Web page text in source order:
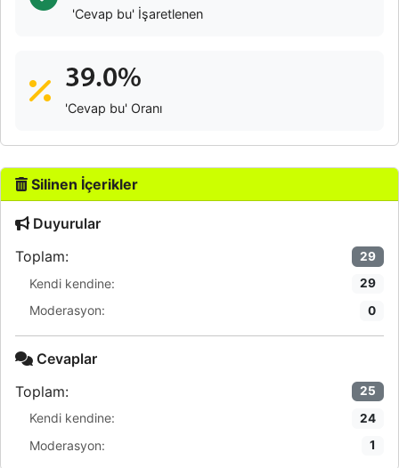
'Cevap bu' İşaretlenen
39.0%
'Cevap bu' Oranı
Silinen İçerikler
Duyurular
Toplam:
29
Kendi kendine: 29
Moderasyon: 0
Cevaplar
Toplam:
25
Kendi kendine: 24
Moderasyon: 1